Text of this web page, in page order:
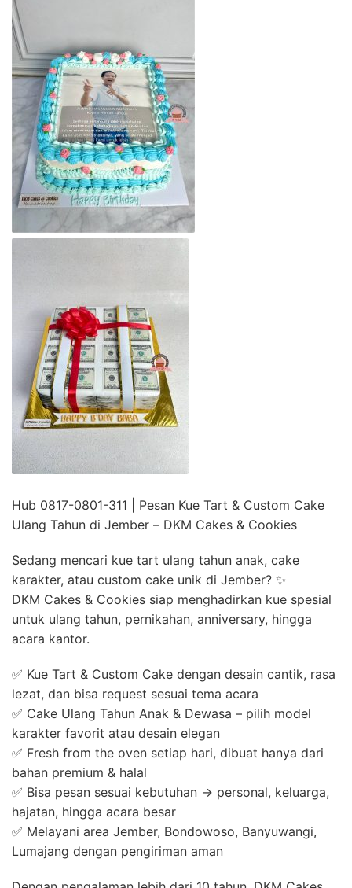
Hub 0817-0801-311 | Pesan Kue Tart & Custom Cake
Ulang Tahun di Jember – DKM Cakes & Cookies
Sedang mencari kue tart ulang tahun anak, cake
karakter, atau custom cake unik di Jember? ✨
DKM Cakes & Cookies siap menghadirkan kue spesial
untuk ulang tahun, pernikahan, anniversary, hingga
acara kantor.
✅ Kue Tart & Custom Cake dengan desain cantik, rasa
lezat, dan bisa request sesuai tema acara
✅ Cake Ulang Tahun Anak & Dewasa – pilih model
karakter favorit atau desain elegan
✅ Fresh from the oven setiap hari, dibuat hanya dari
bahan premium & halal
✅ Bisa pesan sesuai kebutuhan → personal, keluarga,
hajatan, hingga acara besar
✅ Melayani area Jember, Bondowoso, Banyuwangi,
Lumajang dengan pengiriman aman